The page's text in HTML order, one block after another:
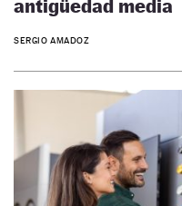
antigüedad media
SERGIO AMADOZ